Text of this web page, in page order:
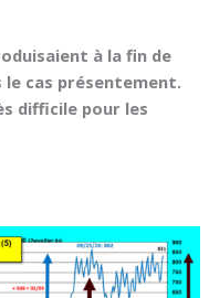
à la fin de
le cas présentement.
difficile pour les